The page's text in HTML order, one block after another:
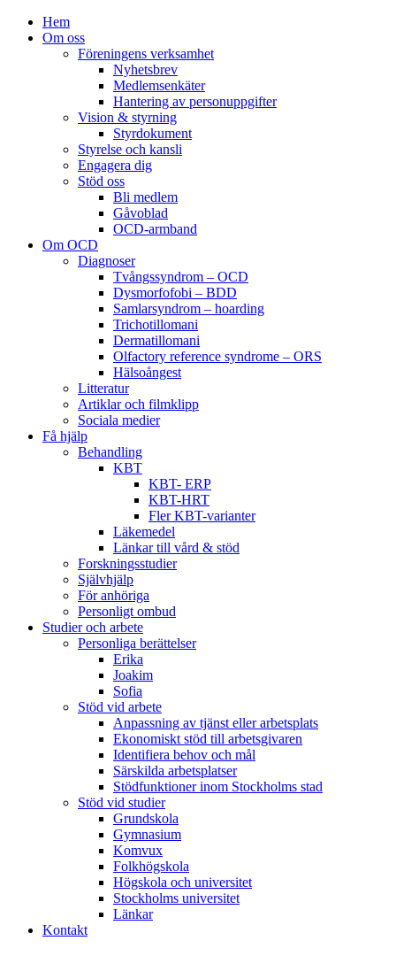
Hem
Om oss
Föreningens verksamhet
Nyhetsbrev
Medlemsenkäter
Hantering av personuppgifter
Vision & styrning
Styrdokument
Styrelse och kansli
Engagera dig
Stöd oss
Bli medlem
Gåvoblad
OCD-armband
Om OCD
Diagnoser
Tvångssyndrom – OCD
Dysmorfofobi – BDD
Samlarsyndrom – hoarding
Trichotillomani
Dermatillomani
Olfactory reference syndrome – ORS
Hälsoångest
Litteratur
Artiklar och filmklipp
Sociala medier
Få hjälp
Behandling
KBT
KBT- ERP
KBT-HRT
Fler KBT-varianter
Läkemedel
Länkar till vård & stöd
Forskningsstudier
Självhjälp
För anhöriga
Personligt ombud
Studier och arbete
Personliga berättelser
Erika
Joakim
Sofia
Stöd vid arbete
Anpassning av tjänst eller arbetsplats
Ekonomiskt stöd till arbetsgivaren
Identifiera behov och mål
Särskilda arbetsplatser
Stödfunktioner inom Stockholms stad
Stöd vid studier
Grundskola
Gymnasium
Komvux
Folkhögskola
Högskola och universitet
Stockholms universitet
Länkar
Kontakt